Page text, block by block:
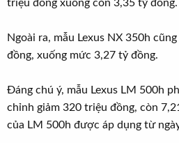
triệu đồng xuống còn 3,35 tỷ đồng.
Ngoài ra, mẫu Lexus NX 350h
đồng, xuống mức 3,27 tỷ đồng.
Đáng chú ý, mẫu Lexus LM 500h
chỉnh giảm 320 triệu đồng, còn
của LM 500h được áp dụng từ